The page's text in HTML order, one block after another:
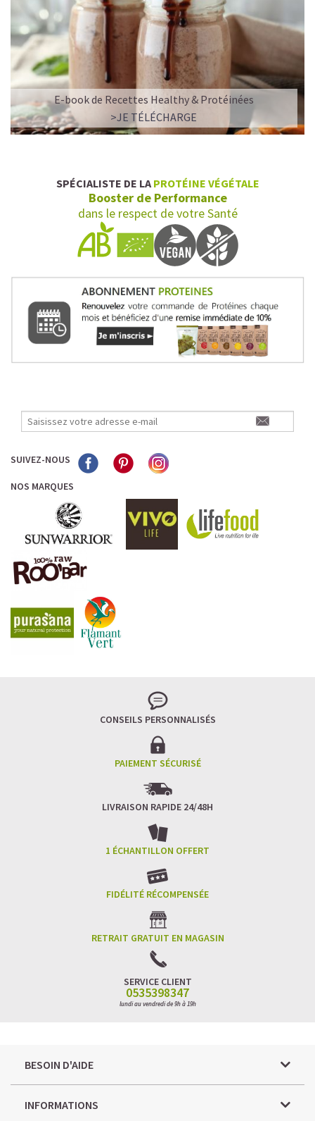
E-book de Recettes Healthy & Protéinées
>JE TÉLÉCHARGE
SPÉCIALISTE DE LA PROTÉINE VÉGÉTALE
Booster de Performance
dans le respect de votre Santé
SUIVEZ-NOUS
NOS MARQUES
CONSEILS PERSONNALISÉS
PAIEMENT SÉCURISÉ
LIVRAISON RAPIDE 24/48H
1 ÉCHANTILLON OFFERT
FIDÉLITÉ RÉCOMPENSÉE
RETRAIT GRATUIT EN MAGASIN
SERVICE CLIENT
0535398347
lundi au vendredi de 9h à 19h
BESOIN D'AIDE
INFORMATIONS